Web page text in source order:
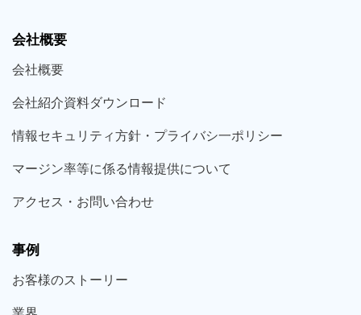
会社概要
会社概要
会社紹介資料ダウンロード
情報セキュリティ方針・プライバシ一ポリシー
マージン率等に係る情報提供について
アクセス・お問い合わせ
事例
お客様のストーリー